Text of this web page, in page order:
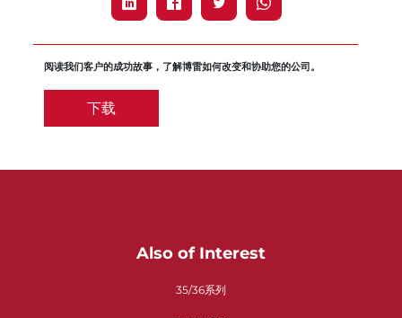
阅读我们客户的成功故事，了解博雷如何改变和协助您的公司。
下载
Also of Interest
35/36系列